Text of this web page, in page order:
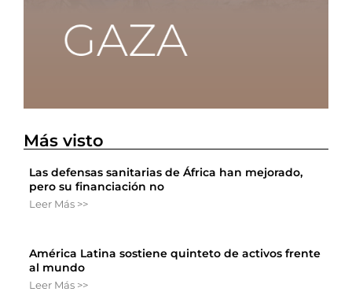
Más visto
Las defensas sanitarias de África han mejorado,
pero su financiación no
Leer Más >>
América Latina sostiene quinteto de activos frente
al mundo
Leer Más >>